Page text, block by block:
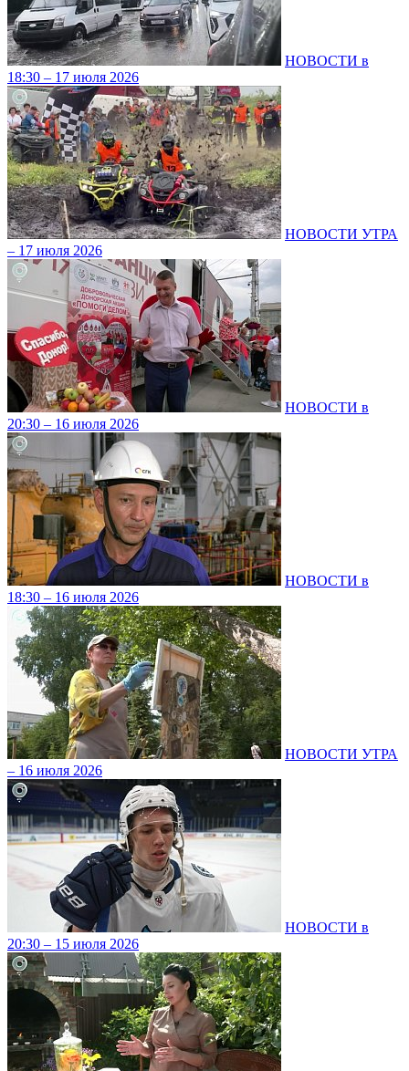
НОВОСТИ в
18:30 – 17 июля 2026
НОВОСТИ УТРА
– 17 июля 2026
НОВОСТИ в
20:30 – 16 июля 2026
НОВОСТИ в
18:30 – 16 июля 2026
НОВОСТИ УТРА
– 16 июля 2026
НОВОСТИ в
20:30 – 15 июля 2026